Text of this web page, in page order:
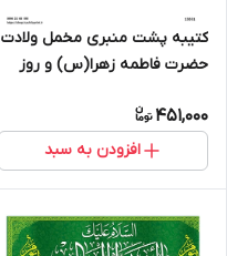
کتیبه پشت منبری مخمل ولادت
حضرت فاطمه زهرا(س) و روز
451,000
افزودن به سبد